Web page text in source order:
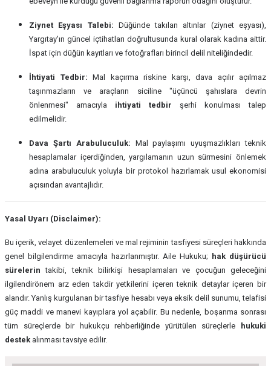
Ziynet Eşyası Talebi: Düğünde takılan altınlar (ziynet eşyası),
Yargıtay'ın güncel içtihatları doğrultusunda kural olarak kadına aittir.
İspat için düğün kayıtları ve fotoğrafları birincil delil niteliğindedir.
İhtiyati Tedbir: Mal kaçırma riskine karşı, dava açılır açılmaz
taşınmazların ve araçların siciline "üçüncü şahıslara devrin
önlenmesi" amacıyla ihtiyati tedbir şerhi konulması talep
edilmelidir.
Dava Şartı Arabuluculuk: Mal paylaşımı uyuşmazlıkları teknik
hesaplamalar içerdiğinden, yargılamanın uzun sürmesini önlemek
adına arabuluculuk yoluyla bir protokol hazırlamak usul ekonomisi
açısından avantajlıdır.
Yasal Uyarı (Disclaimer):
Bu içerik, velayet düzenlemeleri ve mal rejiminin tasfiyesi süreçleri hakkında
genel bilgilendirme amacıyla hazırlanmıştır. Aile Hukuku; hak düşürücü
sürelerin takibi, teknik bilirkişi hesaplamaları ve çocuğun geleceğini
ilgilendirönem arz eden takdir yetkilerini içeren teknik detaylar içeren bir
alandır. Yanlış kurgulanan bir tasfiye hesabı veya eksik delil sunumu, telafisi
güç maddi ve manevi kayıplara yol açabilir. Bu nedenle, boşanma sonrası
tüm süreçlerde bir hukukçu rehberliğinde yürütülen süreçlerle
hukuki
destek alınması tavsiye edilir.